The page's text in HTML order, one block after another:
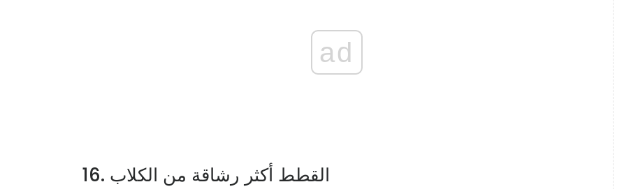
ad
16. القطط أكثر رشاقة من الكلاب